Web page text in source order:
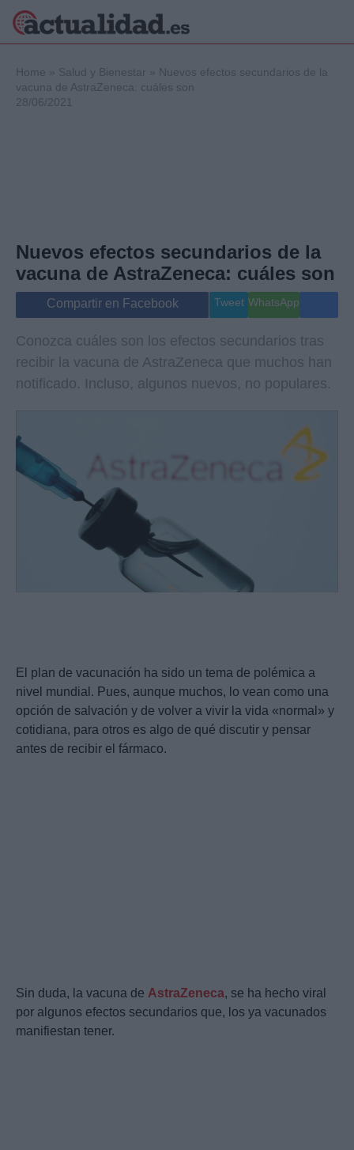
Internacional
Viajes
Gente
Musica
Home » Salud y Bienestar » Nuevos efectos secundarios de la
vacuna de AstraZeneca: cuáles son
28/06/2021
Nuevos efectos secundarios de la
vacuna de AstraZeneca: cuáles son
Compartir en Facebook Tweet WhatsApp
Conozca cuáles son los efectos secundarios tras
recibir la vacuna de AstraZeneca que muchos han
notificado. Incluso, algunos nuevos, no populares.
El plan de vacunación ha sido un tema de polémica a
nivel mundial. Pues, aunque muchos, lo vean como una
opción de salvación y de volver a vivir la vida «normal» y
cotidiana, para otros es algo de qué discutir y pensar
antes de recibir el fármaco.
Sin duda, la vacuna de AstraZeneca, se ha hecho viral
por algunos efectos secundarios que, los ya vacunados
manifiestan tener.